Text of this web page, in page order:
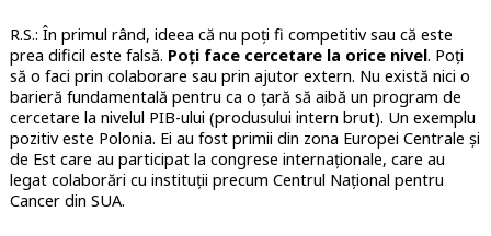
R.S.: În primul rând, ideea că nu poți fi competitiv sau că este
prea dificil este falsă. Poți face cercetare la orice nivel. Poți
să o faci prin colaborare sau prin ajutor extern. Nu există nici o
barieră fundamentală pentru ca o țară să aibă un program de
cercetare la nivelul PIB-ului (produsului intern brut). Un exemplu
pozitiv este Polonia. Ei au fost primii din zona Europei Centrale și
de Est care au participat la congrese internaționale, care au
legat colaborări cu instituții precum Centrul Național pentru
Cancer din SUA.